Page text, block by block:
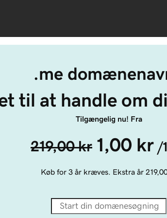
.me
til at handle om
Tilgængelig nu! Fra
219,00 kr 1,00 kr /
Køb for 3 år kræves. Ekstra år